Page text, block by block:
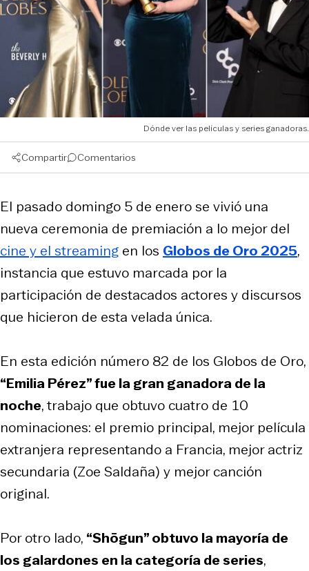
Dónde ver las películas y series ganadoras.
Compartir Comentarios
El pasado domingo 5 de enero se vivió una
nueva ceremonia de premiación a lo mejor del
cine y el streaming en los Globos de Oro 2025,
instancia que estuvo marcada por la
participación de destacados actores y discursos
que hicieron de esta velada única.
En esta edición número 82 de los Globos de Oro,
“Emilia Pérez” fue la gran ganadora de la
noche, trabajo que obtuvo cuatro de 10
nominaciones: el premio principal, mejor película
extranjera representando a Francia, mejor actriz
secundaria (Zoe Saldaña) y mejor canción
original.
Por otro lado, “Shōgun” obtuvo la mayoría de
los galardones en la categoría de series,